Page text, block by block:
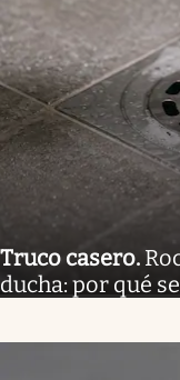
Truco casero.
ducha: por qué